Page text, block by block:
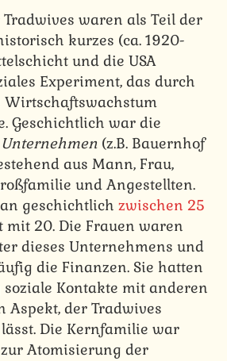
waren als Teil der
kurzes (ca. 1920-
und die USA
Experiment, das durch
Geschichtlich war die
Unternehmen (z.B. Bauernhof
aus Mann, Frau,
und Angestellten.
geschichtlich zwischen 25
mit 20. Die Frauen waren
dieses Unternehmens und
die Finanzen. Sie hatten
Kontakte mit anderen
Aspekt, der Tradwives
Die Kernfamilie war
Atomisierung der